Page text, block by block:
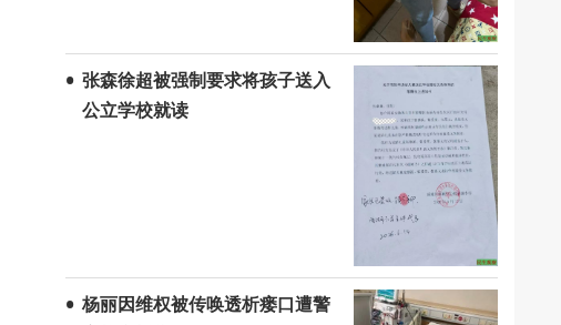
张森徐超被强制要求将孩子送入
公立学校就读
杨丽因维权被传唤透析瘘口遭警